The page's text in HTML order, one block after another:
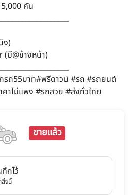
คัน
ง)
(มี@ข้างหน้า)
รถ55บาท#ฟรีดาวน์ #รถ #รถยนต์
าไม่แพง #รถสวย #ส่งทั่วไทย
ขายแล้ว
กไว้
งนี้